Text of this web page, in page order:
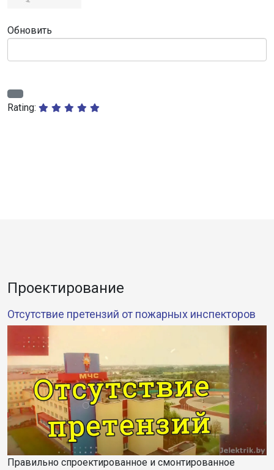
Обновить
Rating:
Проектирование
Отсутствие претензий от пожарных инспекторов
Правильно спроектированное и смонтированное